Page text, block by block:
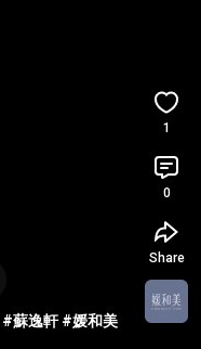
#蘇逸軒 #媛和美
1
0
Share